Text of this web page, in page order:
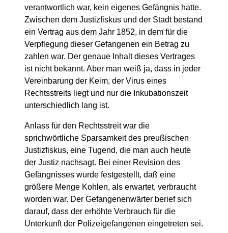
verantwortlich war, kein eigenes Gefängnis hatte.
Zwischen dem Justizfiskus und der Stadt bestand
ein Vertrag aus dem Jahr 1852, in dem für die
Verpflegung dieser Gefangenen ein Betrag zu
zahlen war. Der genaue Inhalt dieses Vertrages
ist nicht bekannt. Aber man weiß ja, dass in jeder
Vereinbarung der Keim, der Virus eines
Rechtsstreits liegt und nur die Inkubationszeit
unterschiedlich lang ist.
Anlass für den Rechtsstreit war die
sprichwörtliche Sparsamkeit des preußischen
Justizfiskus, eine Tugend, die man auch heute
der Justiz nachsagt. Bei einer Revision des
Gefängnisses wurde festgestellt, daß eine
größere Menge Kohlen, als erwartet, verbraucht
worden war. Der Gefangenenwärter berief sich
darauf, dass der erhöhte Verbrauch für die
Unterkunft der Polizeigefangenen eingetreten sei.